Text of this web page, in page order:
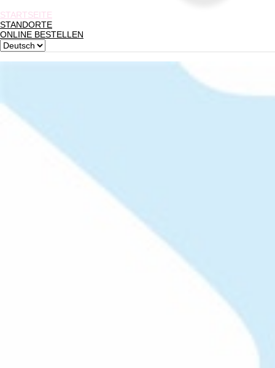
STARTSEITE
STANDORTE
ONLINE BESTELLEN